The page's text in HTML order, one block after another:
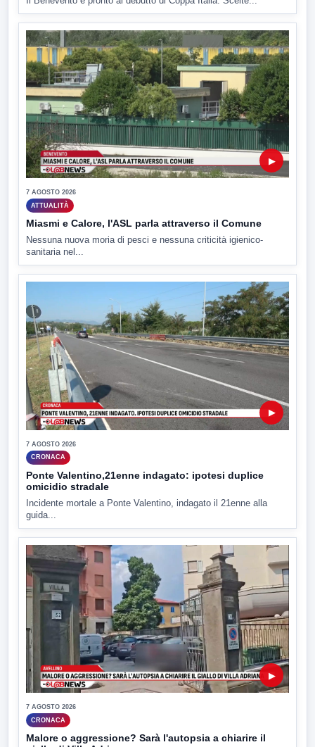
▶
7 AGOSTO 2026
ATTUALITÀ
Miasmi e Calore, l'ASL parla attraverso il Comune
Nessuna nuova moria di pesci e nessuna criticità igienico-
sanitaria nel...
▶
7 AGOSTO 2026
CRONACA
Ponte Valentino,21enne indagato: ipotesi duplice
omicidio stradale
Incidente mortale a Ponte Valentino, indagato il 21enne alla
guida...
▶
7 AGOSTO 2026
CRONACA
Malore o aggressione? Sarà l'autopsia a chiarire il